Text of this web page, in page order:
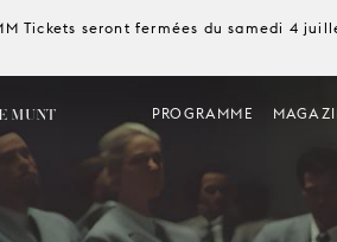
Tickets seront fermées du samedi 4
MUNT PROGRAMME